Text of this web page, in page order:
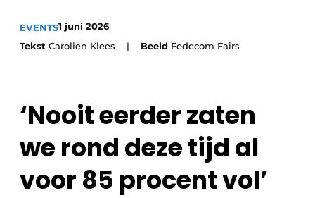
Vacature aanmelden
EVENTS1 juni 2026
Tekst Carolien Klees | Beeld Fedecom Fairs
‘Nooit eerder zaten
we rond deze tijd al
voor 85 procent vol’